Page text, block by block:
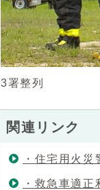
3署整列
関連リンク
・住宅用火
・救急車適正